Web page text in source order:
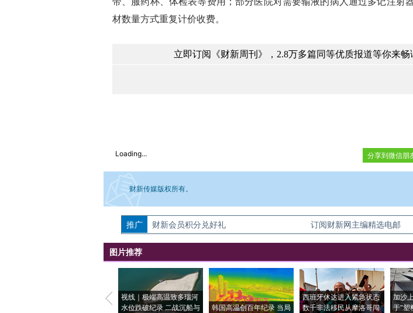
材数量方式重复计价收费。
立即订阅《财新周刊》，2.8万多篇同等优质报道等你来畅
Loading... 分享到微信朋
财新传媒版权所有。
如需刊登转载请点击右侧按钮，提交相关信息。经确认即可刊登转载。
推广 财新会员积分兑好礼 订阅财新网主编精选电邮
图片推荐
视线｜极端高温致多瑙河
水位跌破纪录 二战沉船与
韩国高温创百年纪录 当局
西班牙休达进入紧急状态
数千非法移民从摩洛哥闯
加沙
于“塑